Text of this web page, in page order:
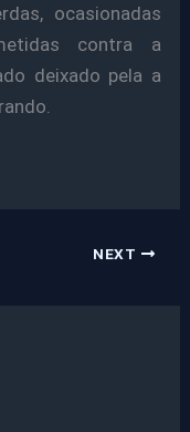
ocasionadas
contra a
deixado pela a
NEXT